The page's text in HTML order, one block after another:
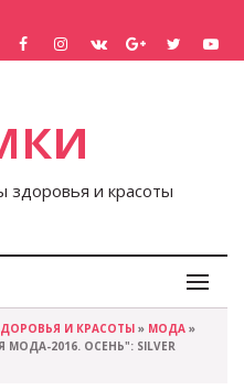
здоровья и красоты
И КРАСОТЫ » МОДА »
2016. ОСЕНЬ": SILVER